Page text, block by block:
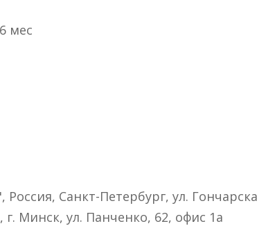
мес
Санкт-Петербург, ул.
Минск, ул. Панченко, 62, офис 1а